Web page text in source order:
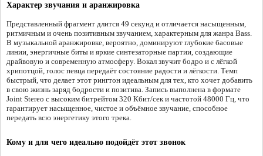
Характер звучания и аранжировка
Представленный фрагмент длится 49 секунд и отличается насыщенным,
ритмичным и очень позитивным звучанием, характерным для жанра Bass.
В музыкальной аранжировке, вероятно, доминируют глубокие басовые
линии, энергичные биты и яркие синтезаторные партии, создающие
драйвовую и современную атмосферу. Вокал звучит бодро и с лёгкой
хрипотцой, голос певца передаёт состояние радости и лёгкости. Темп
быстрый, что делает этот рингтон идеальным для тех, кто хочет добавить
в свою жизнь заряд бодрости и позитива. Запись выполнена в формате
Joint Stereo с высоким битрейтом 320 Кбит/сек и частотой 48000 Гц, что
гарантирует насыщенное, чистое и объёмное звучание, способное
передать всю энергетику этого трека.
Кому и для чего идеально подойдёт этот звонок